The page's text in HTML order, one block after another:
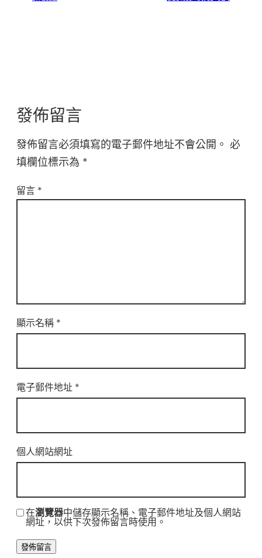
發佈留言
發佈留言必須填寫的電子郵件地址不會公開。 必
填欄位標示為 *
留言 *
顯示名稱 *
電子郵件地址 *
個人網站網址
在瀏覽器中儲存顯示名稱、電子郵件地址及個人網站
網址，以供下次發佈留言時使用。